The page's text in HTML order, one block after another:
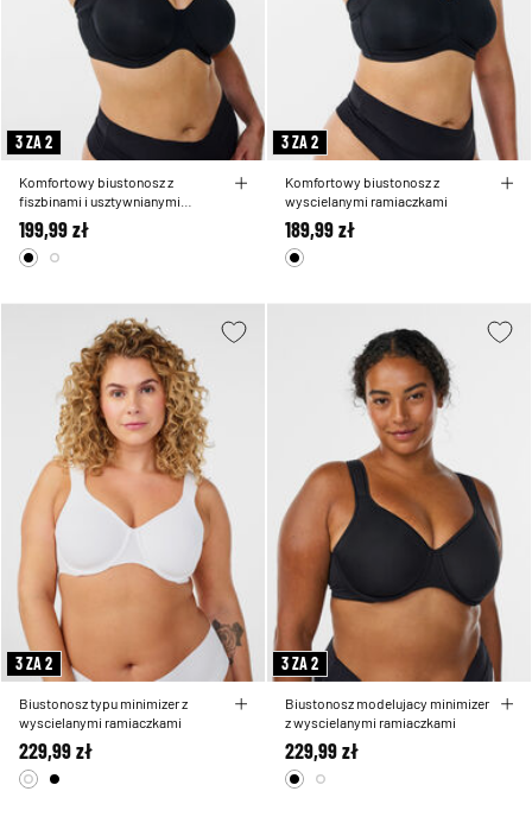
3 ZA 2
Komfortowy biustonosz z
fiszbinami i usztywnianymi
miseczkami
199,99 zł
3 ZA 2
Komfortowy biustonosz z
wyscielanymi ramiaczkami
189,99 zł
3 ZA 2
Biustonosz typu minimizer z
wyscielanymi ramiaczkami
229,99 zł
3 ZA 2
Biustonosz modelujacy minimizer
z wyscielanymi ramiaczkami
229,99 zł